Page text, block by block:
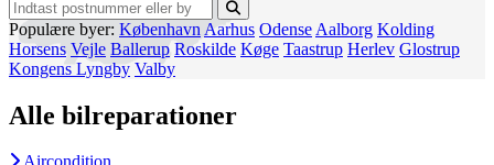
Populære byer: København Aarhus Odense Aalborg Kolding
Horsens Vejle Ballerup Roskilde Køge Taastrup Herlev Glostrup
Kongens Lyngby Valby
Alle bilreparationer